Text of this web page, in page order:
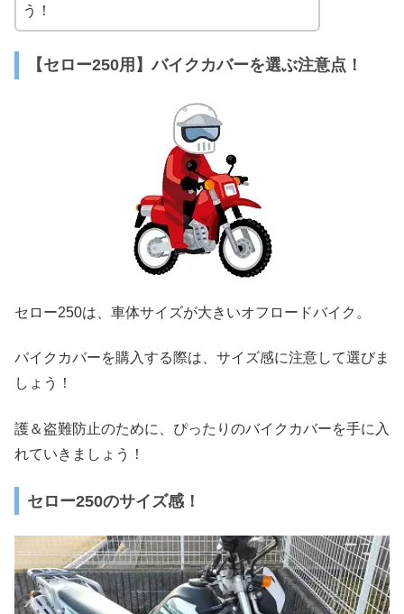
う！
【セロー250用】バイクカバーを選ぶ注意点！
セロー250は、車体サイズが大きいオフロードバイク。
バイクカバーを購入する際は、サイズ感に注意して選びま
しょう！
護＆盗難防止のために、ぴったりのバイクカバーを手に入
れていきましょう！
セロー250のサイズ感！